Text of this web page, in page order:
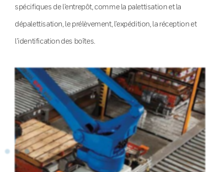
spécifiques de l’entrepôt, comme la palettisation et la
dépalettisation, le prélèvement, l’expédition, la réception et
l’identification des boîtes.